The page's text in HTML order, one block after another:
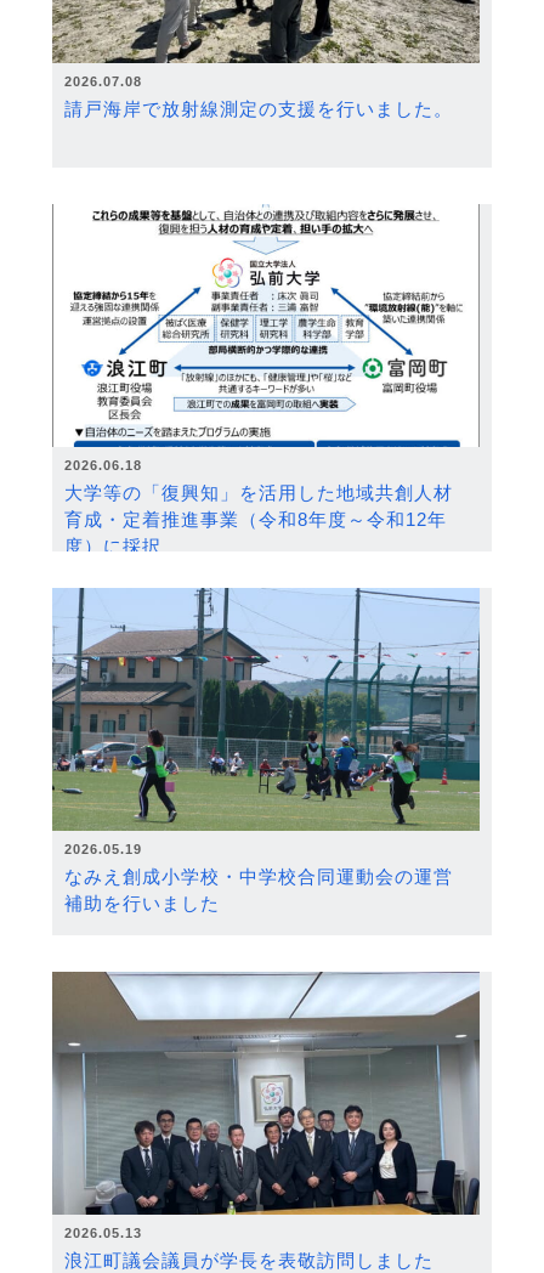
2026.07.08
請戸海岸で放射線測定の支援を行いました。
2026.06.18
大学等の「復興知」を活用した地域共創人材
育成・定着推進事業（令和8年度～令和12年
度）に採択
2026.05.19
なみえ創成小学校・中学校合同運動会の運営
補助を行いました
2026.05.13
浪江町議会議員が学長を表敬訪問しました